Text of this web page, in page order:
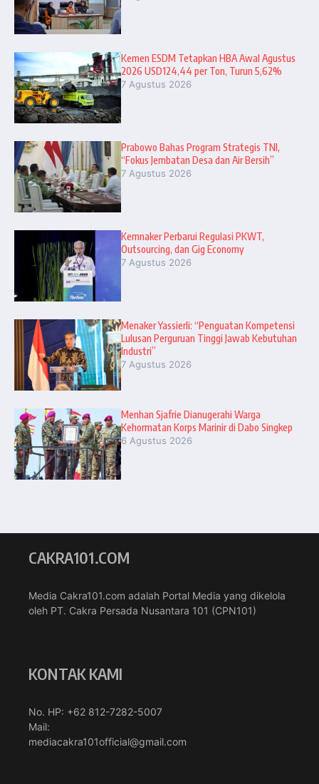
Kemen ESDM Tetapkan HBA Awal Agustus
2026 USD124,44 per Ton, Turun 5,62%
7 Agustus 2026
Prabowo Bahas Program Strategis TNI,
“Fokus Jembatan Desa dan Air Bersih”
7 Agustus 2026
Kemnaker Perbarui Regulasi PKWT,
Outsourcing, dan Gig Economy
7 Agustus 2026
Menaker Yassierli: “Penguatan Kompetensi
Lulusan Perguruan Tinggi Jawab Kebutuhan
Industri”
7 Agustus 2026
Menhan Sjafrie Dianugerahi Warga
Kehormatan Korps Marinir di Dabo Singkep
6 Agustus 2026
CAKRA101.COM
Media Cakra101.com adalah Portal Media yang dikelola
oleh PT. Cakra Persada Nusantara 101 (CPN101)
KONTAK KAMI
No. HP: +62 812-7282-5007
Mail:
mediacakra101official@gmail.com